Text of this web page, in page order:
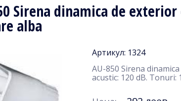
Sirena dinamica de
alba
Артикул: 1324
AU-850 Sirena
acustic: 120 dB. Tonuri: